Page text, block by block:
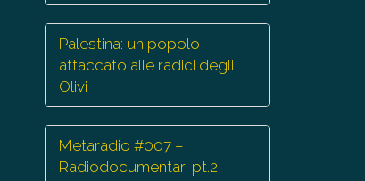
Palestina: un popolo
attaccato alle radici degli
Olivi
Metaradio #007 –
Radiodocumentari pt.2